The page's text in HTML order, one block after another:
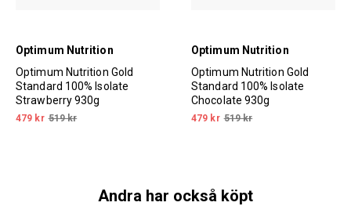
Optimum Nutrition
Optimum Nutrition Gold
Standard 100% Isolate
Strawberry 930g
479 kr 519 kr
Optimum Nutrition
Optimum Nutrition Gold
Standard 100% Isolate
Chocolate 930g
479 kr 519 kr
Andra har också köpt